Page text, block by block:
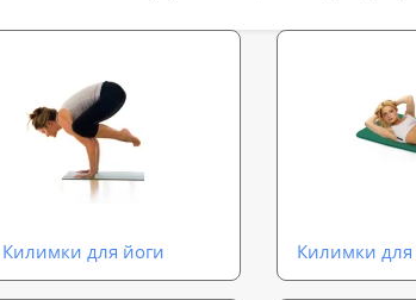
Килимки для йоги Килимки для